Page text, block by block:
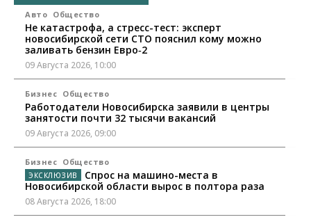
Авто Общество
Не катастрофа, а стресс-тест: эксперт
новосибирской сети СТО пояснил кому можно
заливать бензин Евро‑2
09 Августа 2026, 10:00
Бизнес Общество
Работодатели Новосибирска заявили в центры
занятости почти 32 тысячи вакансий
09 Августа 2026, 09:00
Бизнес Общество
Спрос на машино-места в
Новосибирской области вырос в полтора раза
08 Августа 2026, 18:00